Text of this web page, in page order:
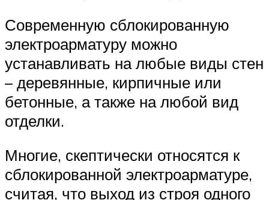
Современную сблокированную
электроарматуру можно
устанавливать на любые виды стен
– деревянные, кирпичные или
бетонные, а также на любой вид
отделки.
Многие, скептически относятся к
сблокированной электроарматуре,
считая, что выход из строя одного